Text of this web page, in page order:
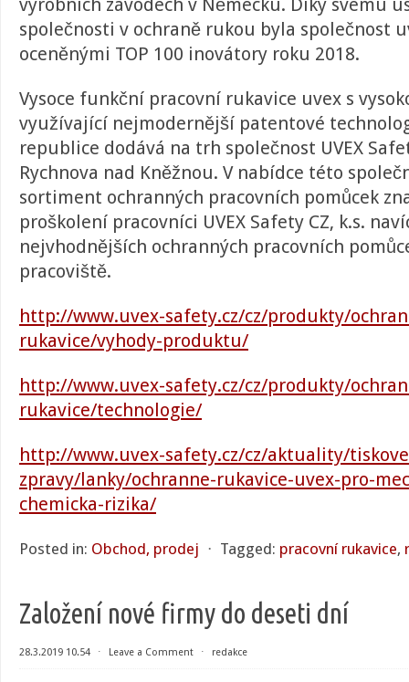
výrobních závodech v Německu. Díky svému
společnosti v ochraně rukou byla společnost
oceněnými TOP 100 inovátory roku 2018.
Vysoce funkční pracovní rukavice uvex s
využívající nejmodernější patentové
republice dodává na trh společnost UVEX
Rychnova nad Kněžnou. V nabídce této
sortiment ochranných pracovních pomůcek
proškolení pracovníci UVEX Safety CZ, k.s.
nejvhodnějších ochranných pracovních
pracoviště.
http://www.uvex-safety.cz/cz/produkty/
rukavice/vyhody-produktu/
http://www.uvex-safety.cz/cz/produkty/
rukavice/technologie/
http://www.uvex-safety.cz/cz/aktuality/
zpravy/lanky/ochranne-rukavice-uvex-pro-
chemicka-rizika/
Posted in: Obchod, prodej ⋅ Tagged: pracovní rukavice,
Založení nové firmy do deseti dní
28.3.2019 10.54 ⋅ Leave a Comment ⋅ redakce